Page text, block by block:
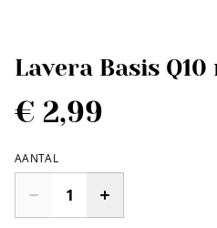
Lavera Basis Q10
€ 2,99
AANTAL